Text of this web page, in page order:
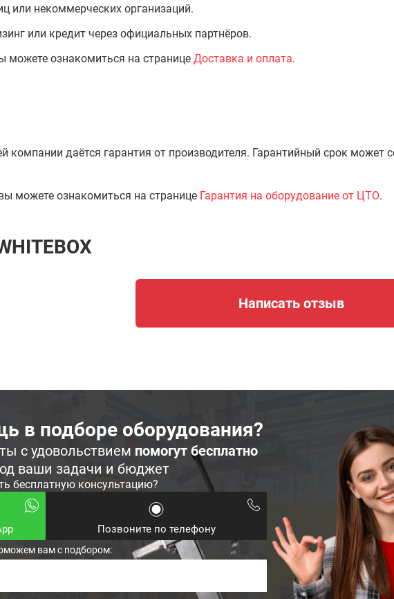
или некоммерческих организаций.
или кредит через официальных партнёров.
можете ознакомиться на странице Доставка и оплата.
компании даётся гарантия от производителя. Гарантийный срок может
можете ознакомиться на странице Гарантия на оборудование от ЦТО.
Написать отзыв
в подборе оборудования?
с удовольствием помогут бесплатно
ваши задачи и бюджет
бесплатную консультацию?
Позвоните по телефону
вам с подбором: